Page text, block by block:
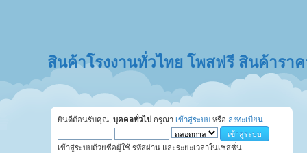
สินค้าโรงงานทั่วไทย โพสฟรี สินค้ารา
ยินดีต้อนรับคุณ, บุคคลทั่วไป กรุณา เข้าสู่ระบบ หรือ ลงทะเบียน
เข้าสู่ระบบด้วยชื่อผู้ใช้ รหัสผ่าน และระยะเวลาในเซสชั่น